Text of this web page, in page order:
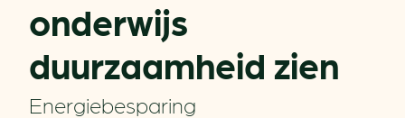
onderwijs
duurzaamheid zien
Energiebesparing